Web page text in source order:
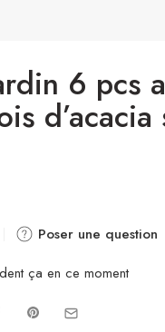
6 pcs
Poser une question
ça en ce moment